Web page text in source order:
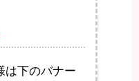
は下のバナー